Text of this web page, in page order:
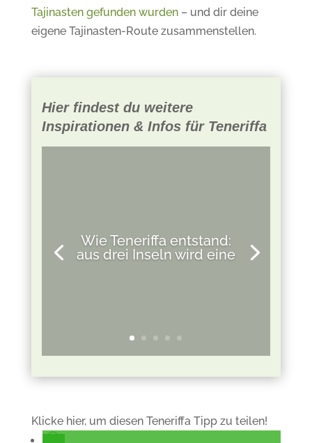
Tajinasten gefunden wurden– und dir deine
eigene Tajinasten-Route zusammenstellen.
Hier findest du weitere
Inspirationen & Infos für Teneriffa
Wie Teneriffa entstand:
aus drei Inseln wird eine
Klicke hier, um diesen Teneriffa Tipp zu teilen!